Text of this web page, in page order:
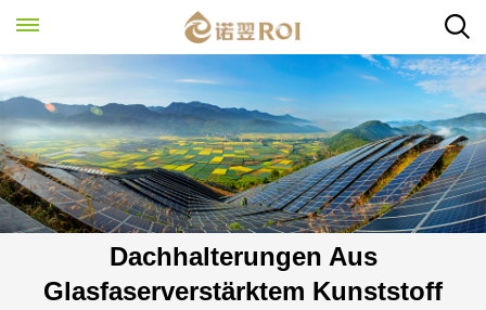
Dachhalterungen Aus
Glasfaserverstärktem Kunststoff